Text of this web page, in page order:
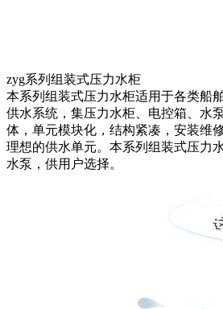
zyg系列组装式压力水柜
本系列组装式压力水柜适用于各类船
供水系统，集压力水柜、电控箱、水
体，单元模块化，结构紧凑，安装维
理想的供水单元。本系列组装式压力
水泵，供用户选择。